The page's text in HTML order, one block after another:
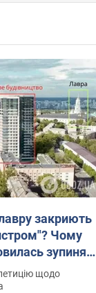
закриють
Чому
зупиняти
щодо